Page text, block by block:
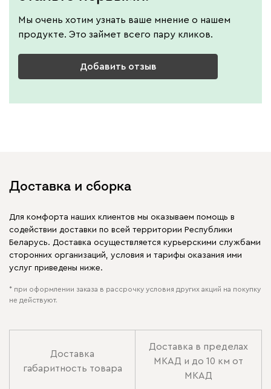
Мы очень хотим узнать ваше мнение о нашем
продукте. Это займет всего пару кликов.
Добавить отзыв
Доставка и сборка
Для комфорта наших клиентов мы оказываем помощь в
содействии доставки по всей территории Республики
Беларусь. Доставка осуществляется курьерскими службами
сторонних организаций, условия и тарифы оказания ими
услуг приведены ниже.
* при оформлении заказа в рассрочку условия других акций на покупку
не действуют.
Доставка
габаритность товара
Доставка в пределах
МКАД и до 10 км от
МКАД